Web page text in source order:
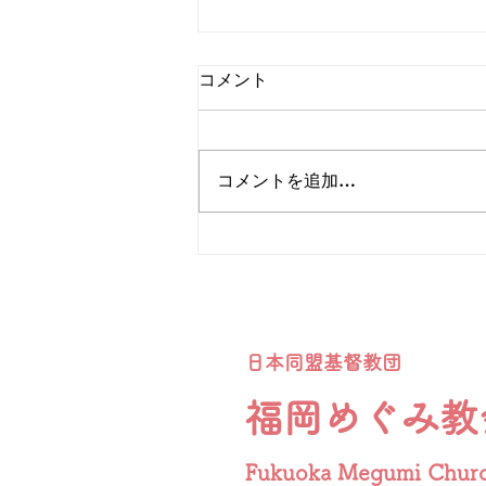
「主の祈りについて」
本日の礼拝から「主の祈り」を数
クションとして少しこのコラムで
も記します。弟子たちが「私たち
にも祈りを教えてください」と尋
るための願いなど、大切なものが
詰まっています。なかなか祈り出
せなかったり、気分がふさぎ疲れ
たときにの手引きともなります。
コメント
コメントを追加…
福岡めぐみ
日本同盟基督教団
Fukuoka Megumi